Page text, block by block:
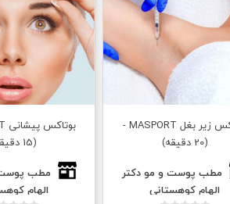
بوتاکس زیر بغل MASPORT -
(20 دقیقه)
مطب پوست و مو دكتر
الهام كوهستانى
(15 دقیقه)
مطب پوست
الهام